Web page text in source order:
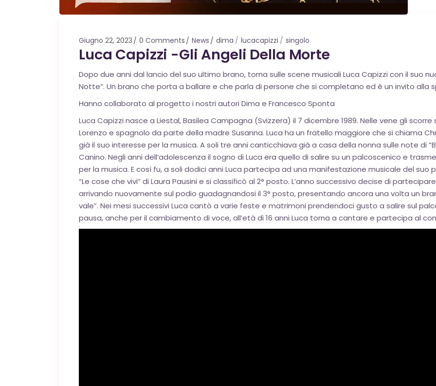
Giugno 22, 2023 0 Comments News dima lucacapizzi singolo
Luca Capizzi -Gli Angeli Della Morte
Dopo due anni dal lancio del suo ultimo brano, torna sulle scene musicali Luca Capizzi con il suo
Notte”. Un brano che porta a ballare e che parla di persone che si completano ed è un invito alla
Hanno collaborato al progetto i nostri autori Dima e Francesco Sponta
Luca Capizzi nasce a Liestal, Basilea Campagna (Svizzera) il 7 dicembre 1989. Nelle vene gli
Lorenzo e spagnolo da parte della madre Susanna. Luca ha un fratello maggiore che si chiama
già il suo interesse per la musica. A soli tre anni canticchiava già a casa della nonna sulle note di
Canino. Negli anni dell’adolescenza il sogno di Luca era quello di salire su un palcoscenico e
per la musica. E così fu, a soli dodici anni Luca partecipa ad una manifestazione musicale del suo
“Le cose che vivi” di Laura Pausini e si classificò al 2° posto. L’anno successivo decise di
arrivando nuovamente sul podio guadagnandosi il 3° posto, presentando ancora una volta un
vale”. Nei mesi successivi Luca cantò a varie feste e matrimoni prendendoci gusto a salire sul
pausa, anche per il cambiamento di voce, all’età di 16 anni Luca torna a cantare e partecipa al